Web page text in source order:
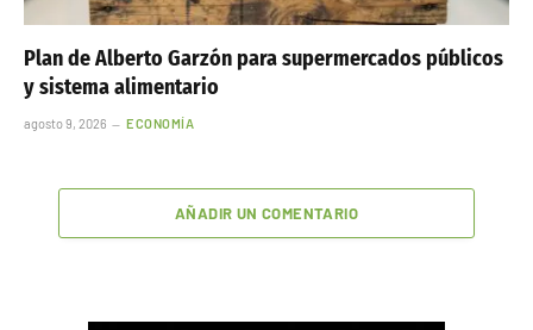
Plan de Alberto Garzón para supermercados públicos
y sistema alimentario
agosto 9, 2026 ECONOMÍA
AÑADIR UN COMENTARIO